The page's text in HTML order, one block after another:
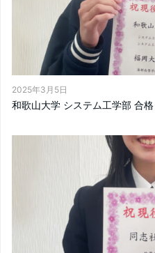
2025年3月5日
和歌山大学 システム工学部 合